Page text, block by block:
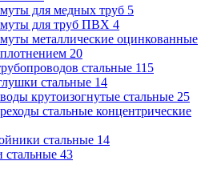
для медных труб 5
для труб ПВХ 4
металлические оцинкованные
20
стальные 115
стальные 14
крутоизогнутые стальные 25
стальные концентрические
стальные 14
43